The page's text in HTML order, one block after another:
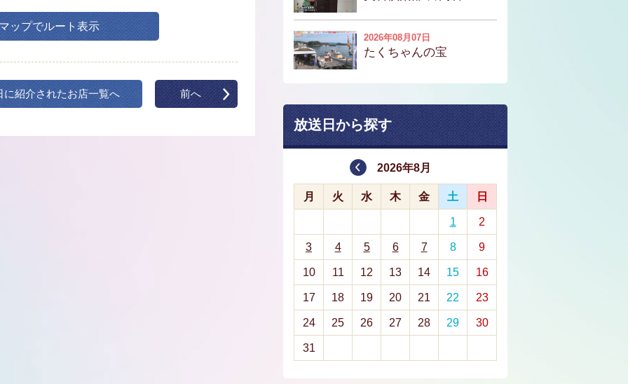
ップでルート表示
に紹介されたお店一覧へ 前へ
2026年08月07日
たくちゃんの宝
放送日から探す
2026年8月
月 火 水 木 金 土 日
1 2
3 4 5 6 7 8 9
10 11 12 13 14 15 16
17 18 19 20 21 22 23
24 25 26 27 28 29 30
31